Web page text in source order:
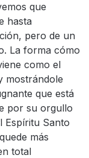
que
hasta
pero de un
La forma cómo
como el
mostrándole
que está
por su orgullo
Espíritu Santo
más
total